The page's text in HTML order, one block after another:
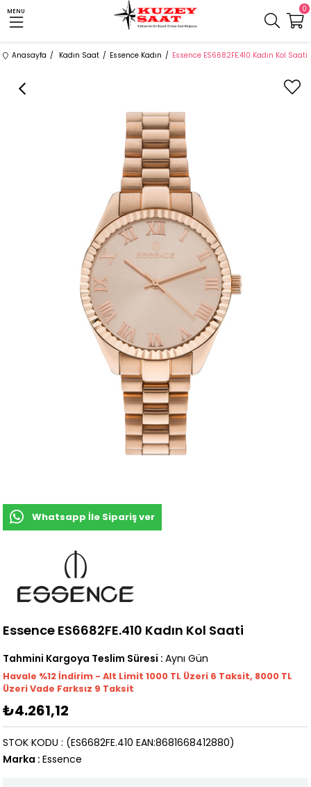
MENU 0
Anasayfa Kadın Saat Essence Kadın Essence ES6682FE.410 Kadın Kol Saati
Whatsapp İle Sipariş ver
Essence ES6682FE.410 Kadın Kol Saati
Tahmini Kargoya Teslim Süresi : Aynı Gün
Havale %12 İndirim - Alt Limit 1000 TL Üzeri 6 Taksit, 8000 TL
Üzeri Vade Farksız 9 Taksit
₺4.261,12
(ES6682FE.410 EAN:8681668412880)
STOK KODU
Marka : Essence